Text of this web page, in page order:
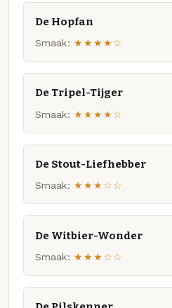
De Hopfan
Smaak: ★★★★☆
De Tripel-Tijger
Smaak: ★★★★☆
De Stout-Liefhebber
Smaak: ★★★☆☆
De Witbier-Wonder
Smaak: ★★★☆☆